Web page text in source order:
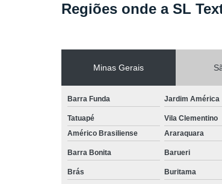
Regiões onde a SL
Minas Gerais
Barra Funda Jardim América
Tatuapé Vila Clementino
Américo Brasiliense
Araraquara
Barra Bonita Barueri
Brás Buritama